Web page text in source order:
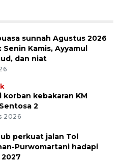
sunnah Agustus 2026
Senin Kamis, Ayyamul
dan niat
korban kebakaran KM
2
2026
perkuat jalan Tol
Purwomartani hadapi